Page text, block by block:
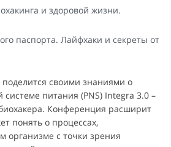
и здоровой жизни.
паспорта. Лайфхаки и секреты от
своими знаниями о
питания (PNS) Integra 3.0 –
Конференция расширит
понять о процессах,
организме с точки зрения